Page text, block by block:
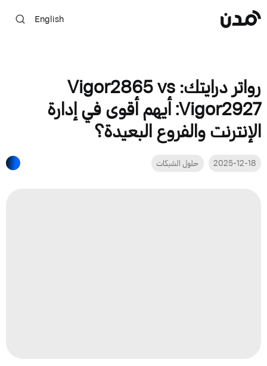
English
رواتر درايتك: Vigor2865 vs
Vigor2927: أيهم أقوى في إدارة
الإنترنت والفروع البعيدة؟
2025-12-18 حلول الشبكات